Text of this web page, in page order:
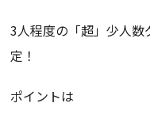
3人程度の「超」少人
定！
ポイントは